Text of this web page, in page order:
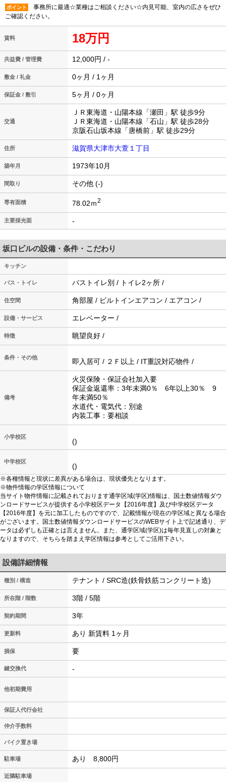
ポイント
事務所に最適☆業種はご相談ください☆内見可能、室内の広さをぜひ
ご確認ください。
賃料 18万円
共益費 / 管理費 12,000円 / -
敷金 / 礼金 0ヶ月 / 1ヶ月
保証金 / 敷引 5ヶ月 / 0ヶ月
交通
ＪＲ東海道・山陽本線「瀬田」駅 徒歩9分
ＪＲ東海道・山陽本線「石山」駅 徒歩28分
京阪石山坂本線「唐橋前」駅 徒歩29分
住所 滋賀県大津市大萱１丁目
築年月 1973年10月
間取り その他 (-)
専有面積 78.02ｍ2
主要採光面 -
坂口ビルの設備・条件・こだわり
キッチン
バス・トイレ バストイレ別 / トイレ2ヶ所 /
住空間 角部屋 / ビルトインエアコン / エアコン /
設備・サービス エレベーター /
特徴 眺望良好 /
条件・その他 即入居可 / ２Ｆ以上 / IT重説対応物件 /
備考
火災保険・保証会社加入要
保証金返還率：3年未満0％ 6年以上30％ 9
年未満50％
水道代・電気代：別途
内装工事：要相談
小学校区
()
中学校区
()
※各種情報と現状に差異がある場合は、現状優先となります。
※物件情報の学区情報について
当サイト物件情報に記載されております通学区域(学区)情報は、国土数値情報ダウ
ンロードサービスが提供する小学校区データ【2016年度】及び中学校区データ
【2016年度】を元に加工したものですので、記載情報が現在の学区域と異なる場合
がございます。国土数値情報ダウンロードサービスのWEBサイト上で記述通り、デ
ータは必ずしも正確とは言えません。また、通学区域(学区)は毎年見直しの対象と
なりますので、そちらを踏まえ学区情報は参考としてご活用下さい。
設備詳細情報
種別 / 構造 テナント / SRC造(鉄骨鉄筋コンクリート造)
所在階 / 階数 3階 / 5階
契約期間 3年
更新料 あり 新賃料 1ヶ月
損保 要
鍵交換代 -
他初期費用
保証人代行会社
仲介手数料
バイク置き場
駐車場 あり 8,800円
近隣駐車場